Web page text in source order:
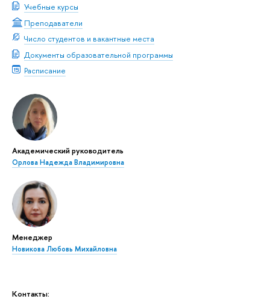
Учебные курсы
Преподаватели
Число студентов и вакантные места
Документы образовательной программы
Расписание
Академический руководитель
Орлова Надежда Владимировна
Менеджер
Новикова Любовь Михайловна
Контакты: